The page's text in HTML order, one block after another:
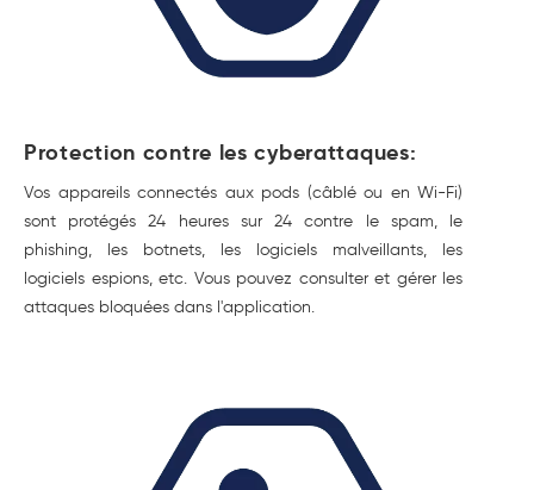
Protection contre les cyberattaques:
Vos appareils connectés aux pods (câblé ou en Wi-Fi)
sont protégés 24 heures sur 24 contre le spam, le
phishing, les botnets, les logiciels malveillants, les
logiciels espions, etc. Vous pouvez consulter et gérer les
attaques bloquées dans l'application.